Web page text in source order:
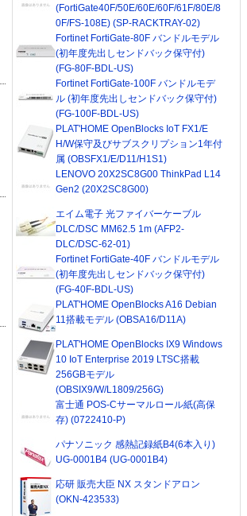
(FortiGate40F/50E/60E/60F/61F/80E/8
0F/FS-108E) (SP-RACKTRAY-02)
Fortinet FortiGate-80F バンドルモデル
(初年度先出しセンドバック保守付)
(FG-80F-BDL-US)
Fortinet FortiGate-100F バンドルモデ
ル (初年度先出しセンドバック保守付)
(FG-100F-BDL-US)
PLAT'HOME OpenBlocks IoT FX1/E
H/W保守及びサブスクリプション1年付
属 (OBSFX1/E/D11/H1S1)
LENOVO 20X2SC8G00 ThinkPad L14
Gen2 (20X2SC8G00)
エイム電子 光ファイバーケーブル
DLC/DSC MM62.5 1m (AFP2-
DLC/DSC-62-01)
Fortinet FortiGate-40F バンドルモデル
(初年度先出しセンドバック保守付)
(FG-40F-BDL-US)
PLAT'HOME OpenBlocks A16 Debian
11搭載モデル (OBSA16/D11A)
PLAT'HOME OpenBlocks IX9 Windows
10 IoT Enterprise 2019 LTSC搭載
256GBモデル
(OBSIX9/W/L1809/256G)
富士通 POS-Cサーマルロール紙(高保
存) (0722410-P)
パナソニック 感熱記録紙B4(6本入り)
UG-0001B4 (UG-0001B4)
応研 販売大臣 NX スタンドアロン
(OKN-423533)